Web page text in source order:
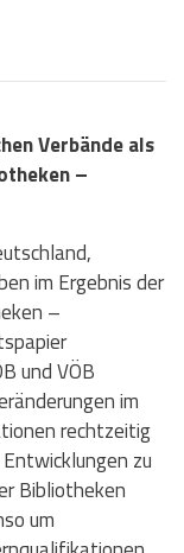
Verbände als
–
im Ergebnis der
–
und VÖB
im
rechtzeitig
zu
Bibliotheken
um